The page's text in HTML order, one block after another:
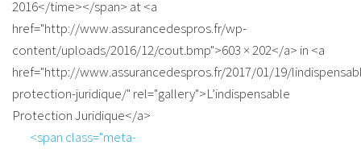
2016</time></span> at <a
href="http://www.assurancedespros.fr/wp-
content/uploads/2016/12/cout.bmp">603 × 202</a> in <a
href="http://www.assurancedespros.fr/2017/01/19/
protection-juridique/" rel="gallery">L’indispensable
Protection Juridique</a>
<span class="meta-